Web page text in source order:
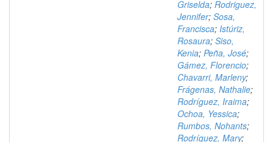
Griselda; Rodriguez,
Jennifer; Sosa,
Francisca; Istúriz,
Rosaura; Siso,
Kenia; Peña, José;
Gámez, Florencio;
Chavarri, Marleny;
Frágenas, Nathalie;
Rodríguez, Iraima;
Ochoa, Yessica;
Rumbos, Nohants;
Rodríguez, Mary;